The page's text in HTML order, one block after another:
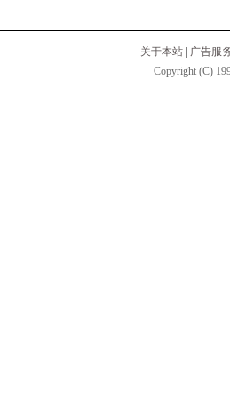
关于本站
广告服
Copyright (C)